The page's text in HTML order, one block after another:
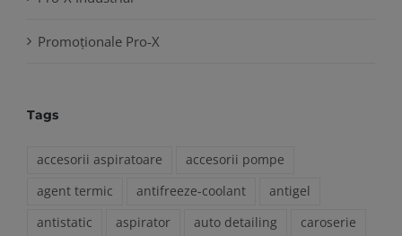
Promoționale Pro-X
Tags
accesorii aspiratoare
accesorii pompe
agent termic
antifreeze-coolant
antigel
antistatic
aspirator auto detailing
caroserie